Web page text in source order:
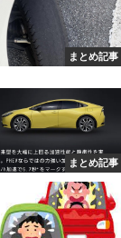
まとめ記事
まとめ記事